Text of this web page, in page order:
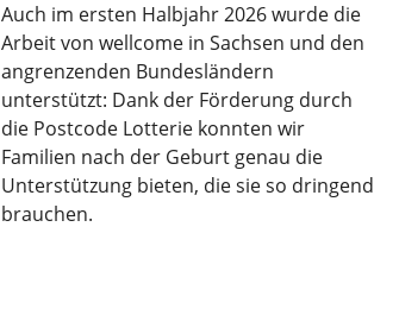
Auch im ersten Halbjahr 2026 wurde die
Arbeit von wellcome in Sachsen und den
angrenzenden Bundesländern
unterstützt: Dank der Förderung durch
die Postcode Lotterie konnten wir
Familien nach der Geburt genau die
Unterstützung bieten, die sie so dringend
brauchen.